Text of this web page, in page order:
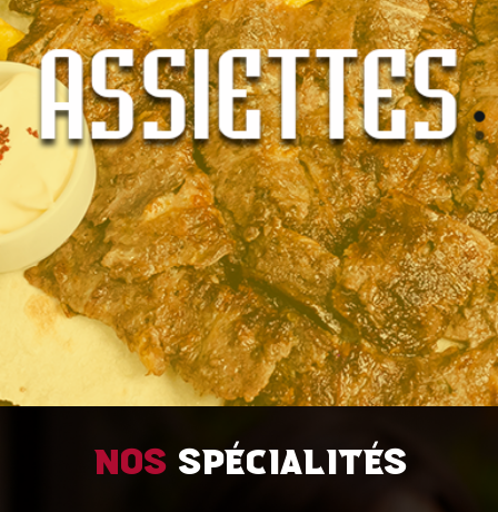
Nosspécialités